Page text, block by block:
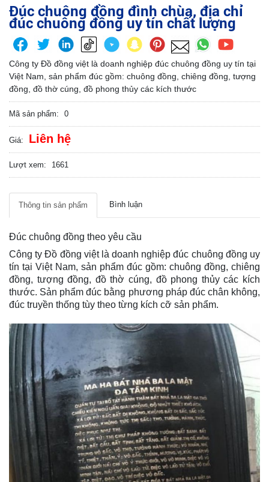
Đúc chuông đồng đình chùa, địa chỉ
đúc chuông đồng uy tín chất lượng
Công ty Đồ đồng việt là doanh nghiệp đúc chuông đồng uy tín tại
Việt Nam, sản phẩm đúc gồm: chuông đồng, chiêng đồng, tượng
đồng, đồ thờ cúng, đồ phong thủy các kích thước
Mã sản phẩm: 0
Giá: Liên hệ
Lượt xem: 1661
Thông tin sản phẩm Bình luận
Đúc chuông đồng theo yêu cầu
Công ty Đồ đồng việt là doanh nghiệp đúc chuông đồng uy
tín tại Việt Nam, sản phẩm đúc gồm: chuông đồng, chiêng
đồng, tượng đồng, đồ thờ cúng, đồ phong thủy các kích
thước. Sản phẩm đúc bằng phương pháp đúc chân không,
đúc truyền thống tùy theo từng kích cỡ sản phẩm.